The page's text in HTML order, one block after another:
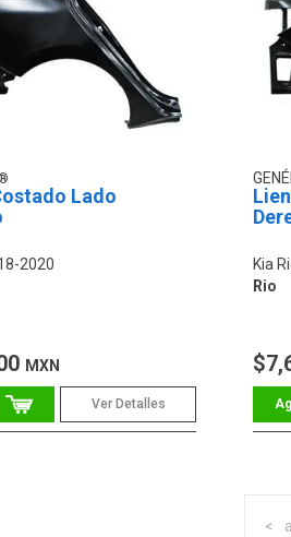
Lado
2020
MXN
Ver Detalles
Kia
Rio